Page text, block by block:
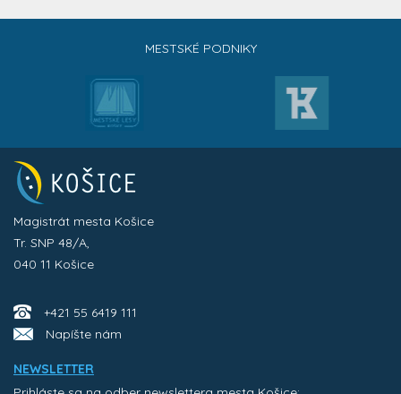
MESTSKÉ PODNIKY
Magistrát mesta Košice
Tr. SNP 48/A,
040 11 Košice
+421 55 6419 111
Napíšte nám
NEWSLETTER